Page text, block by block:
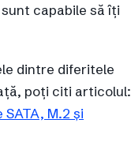
capabile să îți
dintre diferitele
poți citi articolul:
M.2 și